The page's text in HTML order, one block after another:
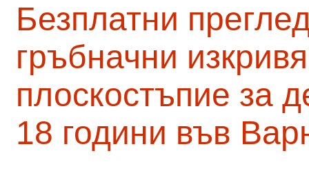
Безплатни
гръбначни
плоскостъпие за
18 години във